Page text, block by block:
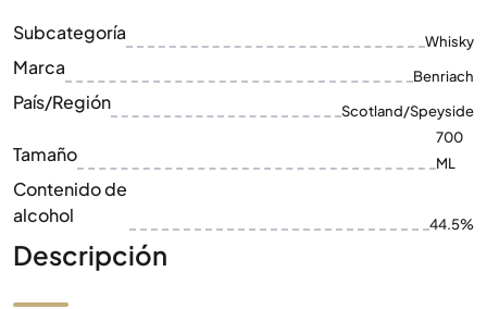
Subcategoría Whisky
Marca Benriach
País/Región Scotland/Speyside
Tamaño
700
ML
Contenido de
alcohol
44.5%
Descripción